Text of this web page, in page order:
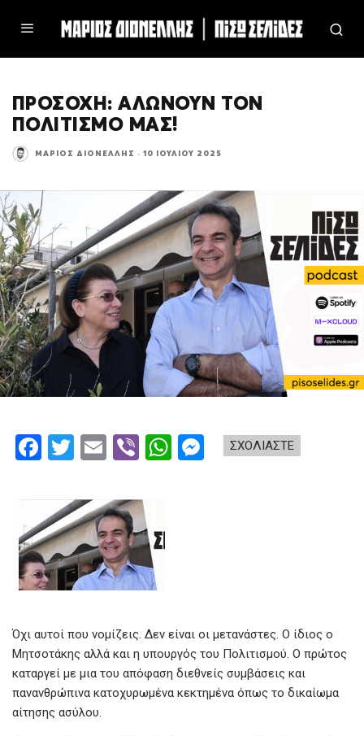
ΠΡΟΣΟΧΗ: ΑΛΩΝΟΥΝ ΤΟΝ
ΠΟΛΙΤΙΣΜΟ ΜΑΣ!
ΜΆΡΙΟΣ ΔΙΟΝΈΛΛΗΣ · 10 ΙΟΥΛΊΟΥ 2025
ΣΧΟΛΙΑΣΤΕ
F
ce
b
o
o
T
tt
er
E
ail
Vi
er
W
Όχι αυτοί που νομίζεις. Δεν είναι οι μετανάστες. Ο ίδιος ο
Μητσοτάκης αλλά και η υπουργός του Πολιτισμού. Ο πρώτος
καταργεί με μια του απόφαση διεθνείς συμβάσεις και
πανανθρώπινα κατοχυρωμένα κεκτημένα όπως το δικαίωμα
αίτησης ασύλου.